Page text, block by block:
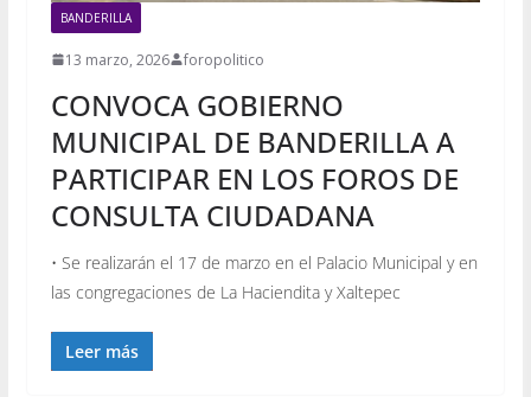
BANDERILLA
13 marzo, 2026 foropolitico
CONVOCA GOBIERNO
MUNICIPAL DE BANDERILLA A
PARTICIPAR EN LOS FOROS DE
CONSULTA CIUDADANA
• Se realizarán el 17 de marzo en el Palacio Municipal y en
las congregaciones de La Haciendita y Xaltepec
Leer más